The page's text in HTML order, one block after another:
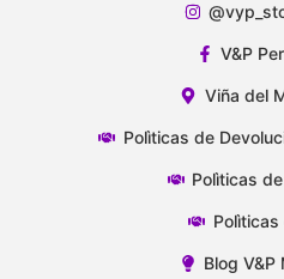
V&P
Viña del
Polìticas de
Polìticas
Polìticas
Blog V&P